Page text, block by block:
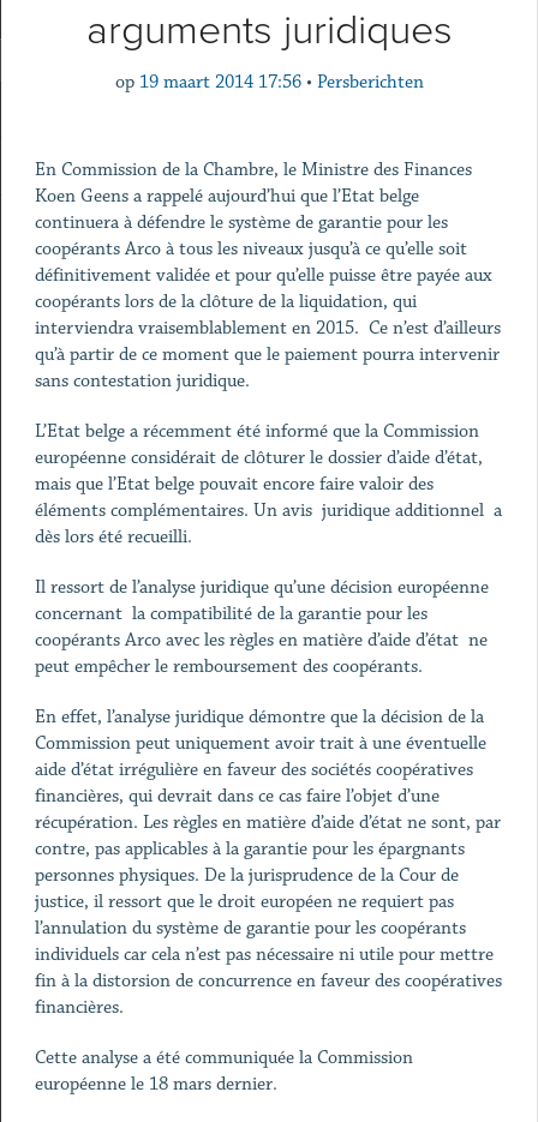
arguments juridiques
op 19 maart 2014 17:56 • Persberichten
En Commission de la Chambre, le Ministre des Finances
Koen Geens a rappelé aujourd’hui que l’Etat belge
continuera à défendre le système de garantie pour les
coopérants Arco à tous les niveaux jusqu’à ce qu’elle soit
définitivement validée et pour qu’elle puisse être payée aux
coopérants lors de la clôture de la liquidation, qui
interviendra vraisemblablement en 2015. Ce n’est d’ailleurs
qu’à partir de ce moment que le paiement pourra intervenir
sans contestation juridique.
L’Etat belge a récemment été informé que la Commission
européenne considérait de clôturer le dossier d’aide d’état,
mais que l’Etat belge pouvait encore faire valoir des
éléments complémentaires. Un avis juridique additionnel a
dès lors été recueilli.
Il ressort de l’analyse juridique qu’une décision européenne
concernant la compatibilité de la garantie pour les
coopérants Arco avec les règles en matière d’aide d’état ne
peut empêcher le remboursement des coopérants.
En effet, l’analyse juridique démontre que la décision de la
Commission peut uniquement avoir trait à une éventuelle
aide d’état irrégulière en faveur des sociétés coopératives
financières, qui devrait dans ce cas faire l’objet d’une
récupération. Les règles en matière d’aide d’état ne sont, par
contre, pas applicables à la garantie pour les épargnants
personnes physiques. De la jurisprudence de la Cour de
justice, il ressort que le droit européen ne requiert pas
l’annulation du système de garantie pour les coopérants
individuels car cela n’est pas nécessaire ni utile pour mettre
fin à la distorsion de concurrence en faveur des coopératives
financières.
Cette analyse a été communiquée la Commission
européenne le 18 mars dernier.